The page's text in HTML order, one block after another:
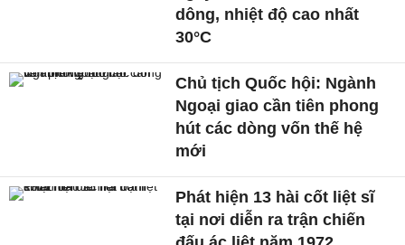
dông, nhiệt độ cao nhất
30°C
Chủ tịch Quốc hội: Ngành
Ngoại giao cần tiên phong
hút các dòng vốn thế hệ
mới
Phát hiện 13 hài cốt liệt sĩ
tại nơi diễn ra trận chiến